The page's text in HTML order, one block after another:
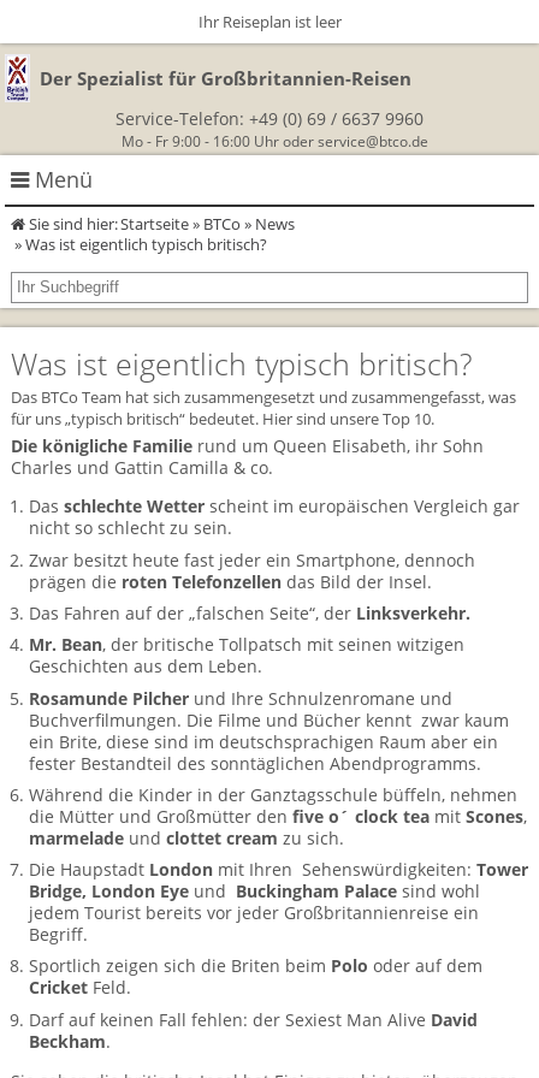
Der Spezialist für Großbritannien-Reisen
Service-Telefon: +49 (0) 69 / 6637 9960
Mo - Fr 9:00 - 16:00 Uhr oder service@btco.de
Menü
Rundreisen Großbritannien
Autorundreisen
Herzlich Willkommen
England
Schottland
Wales
Busrundreisen
Cornwall
England
Schottland
Wales
Minibustouren
Reisen durch England und Wales per Minibus
Reisen durch Schottland per Minibus
Wanderurlaub
Geführte Wandertouren
Wandern in Cornwall
Wandern in England
Wandern in Schottland
Wandern in Wales
Individualtouren
Wandern in England
Wandern in Wales
Themenreisen
Classic-Car-Reise durch Südengland
Für Outlander‑Fans: inspiriert durch die Highland Saga
Gartenreisen England
Großbritannientouren für Alleinreisende
Unsere Familienreisen
Whiskyreisen Schottland
Allergikerreisen
News
Kontakt
Feedback
FAQs
Ihre Reise
Ablauf Ihrer Reise nach Großbritannien
Anreise nach Großbritannien
Bezahlung Ihrer Großbritannien Reise
Checkliste
Großbritannien - Facts & Figures
Großbritannien Urlaub mit Hund
Gutscheine - verschenken Sie eine Reise mit BTCo
Individuelle Familienreisen in Großbritannien
Links
Extras
Urlaub in Großbritannien
Versicherungsschutz
Sie sind hier:Startseite» BTCo » News
» Was ist eigentlich typisch britisch?
Ihr Reiseplan ist leer
Was ist eigentlich typisch britisch?
Das BTCo Team hat sich zusammengesetzt und zusammengefasst, was
für uns „typisch britisch“ bedeutet. Hier sind unsere Top 10.
Die königliche Familierund um Queen Elisabeth, ihr Sohn
Charles und Gattin Camilla & co.
Das schlechte Wetterscheint im europäischen Vergleich gar
nicht so schlecht zu sein.
Zwar besitzt heute fast jeder ein Smartphone, dennoch
prägen die roten Telefonzellendas Bild der Insel.
Das Fahren auf der „falschen Seite“, der Linksverkehr.
Mr. Bean, der britische Tollpatsch mit seinen witzigen
Geschichten aus dem Leben.
Rosamunde Pilcherund Ihre Schnulzenromane und
Buchverfilmungen. Die Filme und Bücher kennt zwar kaum
ein Brite, diese sind im deutschsprachigen Raum aber ein
fester Bestandteil des sonntäglichen Abendprogramms.
Während die Kinder in der Ganztagsschule büffeln, nehmen
die Mütter und Großmütter den five o´ clock teamit Scones,
marmelade und clottet cream zu sich.
Die HaupstadtLondonmit Ihren Sehenswürdigkeiten: Tower
Bridge, London Eye und Buckingham Palacesind wohl
jedem Tourist bereits vor jeder Großbritannienreise ein
Begriff.
Sportlich zeigen sich die Briten beim Polo oder auf dem
CricketFeld.
Darf auf keinen Fall fehlen: der Sexiest Man Alive David
Beckham.